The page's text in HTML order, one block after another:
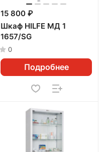
15 800 ₽
Шкаф HILFE МД 1
1657/SG
0
Подробнее